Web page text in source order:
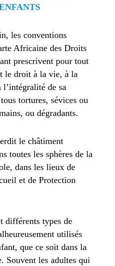
les conventions
Africaine des Droits
prescrivent pour tout
le droit à la vie, à la
de sa
tortures, sévices ou
ou dégradants.
le châtiment
toutes les sphères de la
dans les lieux de
et de Protection
différents types de
utilisés
que ce soit dans la
Souvent les adultes qui